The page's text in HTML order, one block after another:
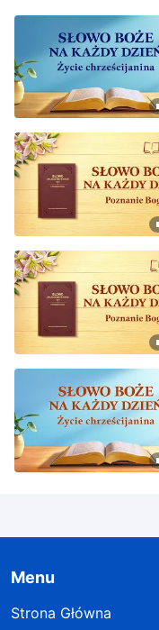
Menu
Strona Główna